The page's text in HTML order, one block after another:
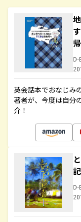
D-
英会話本でおなじみ
著者が、今度は自分
介！
D-